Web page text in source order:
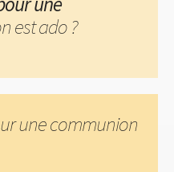
est ado ?
une communion